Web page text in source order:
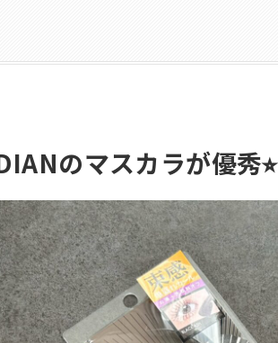
のマスカラが優秀⭐︎